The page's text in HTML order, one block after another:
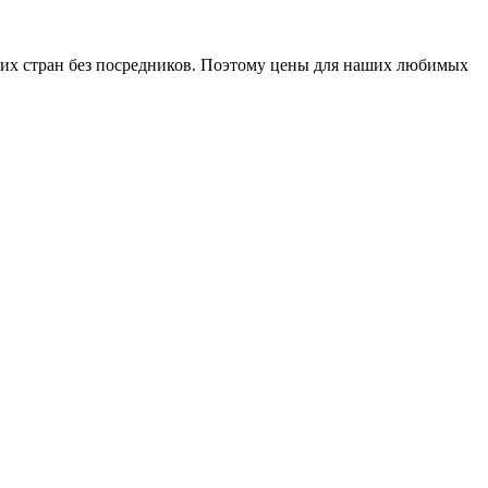
стран без посредников. Поэтому цены для наших любимых